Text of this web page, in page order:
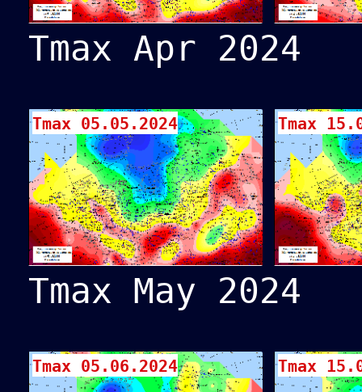
Tmax Apr 2024
Tmax 05.05.2024 Tmax
Tmax May 2024
Tmax 05.06.2024 Tmax